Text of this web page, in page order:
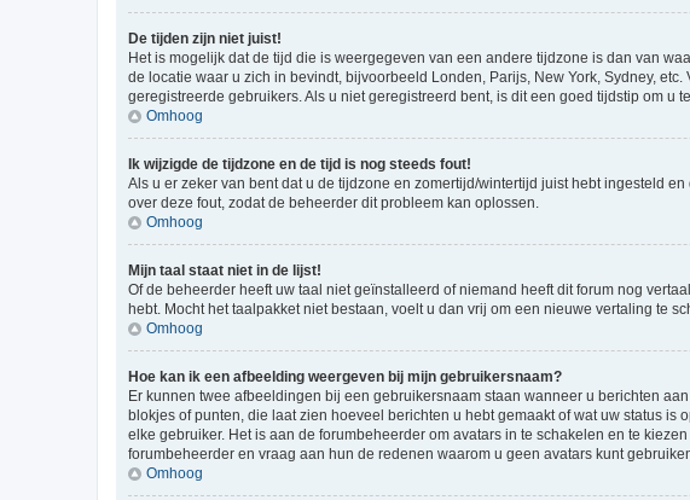
De tijden zijn niet juist!
Het is mogelijk dat de tijd die is weergegeven van een andere tijdzone is dan van
de locatie waar u zich in bevindt, bijvoorbeeld Londen, Parijs, New York, Sydney,
geregistreerde gebruikers. Als u niet geregistreerd bent, is dit een goed tijdstip om u
Omhoog
Ik wijzigde de tijdzone en de tijd is nog steeds fout!
Als u er zeker van bent dat u de tijdzone en zomertijd/wintertijd juist hebt ingesteld
over deze fout, zodat de beheerder dit probleem kan oplossen.
Omhoog
Mijn taal staat niet in de lijst!
Of de beheerder heeft uw taal niet geïnstalleerd of niemand heeft dit forum nog
hebt. Mocht het taalpakket niet bestaan, voelt u dan vrij om een nieuwe vertaling te
Omhoog
Hoe kan ik een afbeelding weergeven bij mijn gebruikersnaam?
Er kunnen twee afbeeldingen bij een gebruikersnaam staan wanneer u berichten
blokjes of punten, die laat zien hoeveel berichten u hebt gemaakt of wat uw status
elke gebruiker. Het is aan de forumbeheerder om avatars in te schakelen en te
forumbeheerder en vraag aan hun de redenen waarom u geen avatars kunt
Omhoog